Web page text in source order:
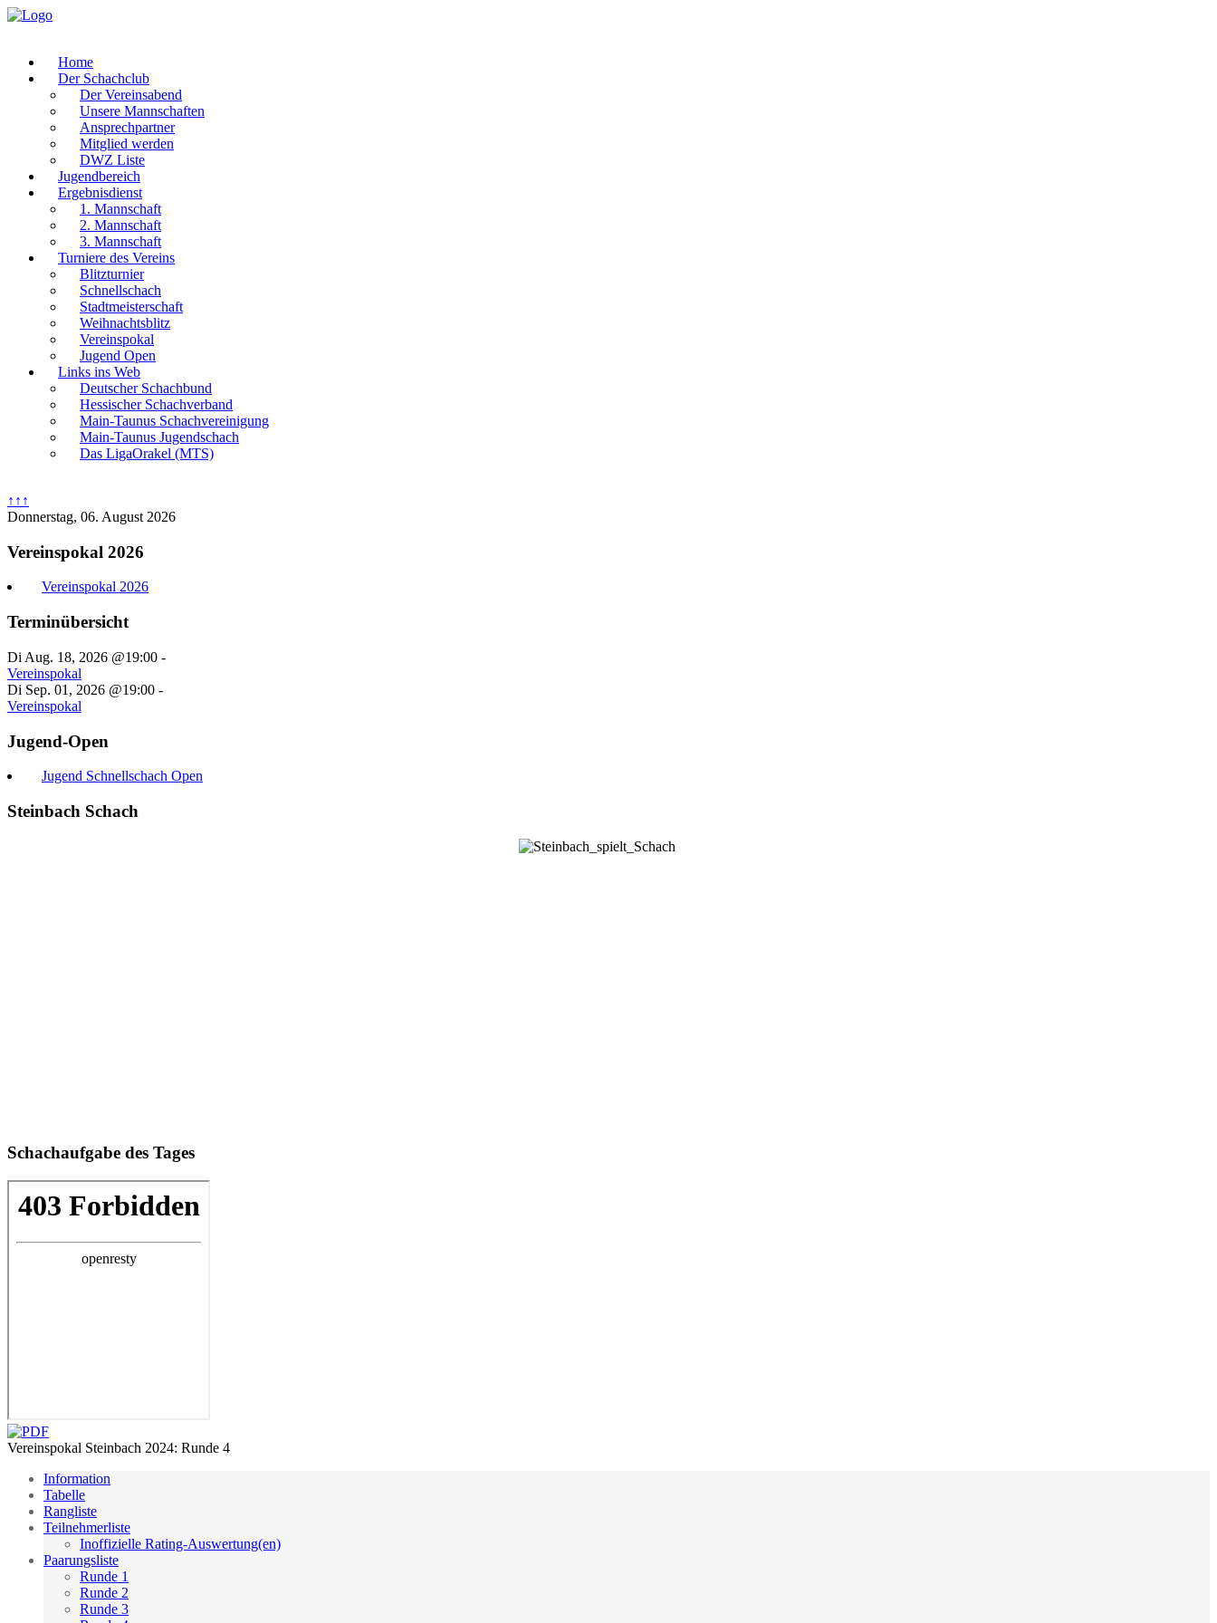
Home
Der Schachclub
Der Vereinsabend
Unsere Mannschaften
Ansprechpartner
Mitglied werden
DWZ Liste
Jugendbereich
Ergebnisdienst
1. Mannschaft
2. Mannschaft
3. Mannschaft
Turniere des Vereins
Blitzturnier
Schnellschach
Stadtmeisterschaft
Weihnachtsblitz
Vereinspokal
Jugend Open
Links ins Web
Deutscher Schachbund
Hessischer Schachverband
Main-Taunus Schachvereinigung
Main-Taunus Jugendschach
Das LigaOrakel (MTS)
↑↑↑
Donnerstag, 06. August 2026
Vereinspokal 2026
Vereinspokal 2026
Terminübersicht
Di Aug. 18, 2026 @19:00 -
Vereinspokal
Di Sep. 01, 2026 @19:00 -
Vereinspokal
Jugend-Open
Jugend Schnellschach Open
Steinbach Schach
Schachaufgabe des Tages
Vereinspokal Steinbach 2024: Runde 4
Information
Tabelle
Rangliste
Teilnehmerliste
Inoffizielle Rating-Auswertung(en)
Paarungsliste
Runde 1
Runde 2
Runde 3